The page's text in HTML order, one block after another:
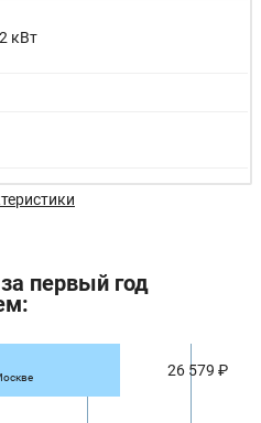
кВт
км/ч
первый год
26 579 ₽